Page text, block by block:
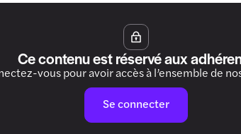
Ce contenu est réservé aux
vous pour avoir accès à l’ensemble de
Se connecter